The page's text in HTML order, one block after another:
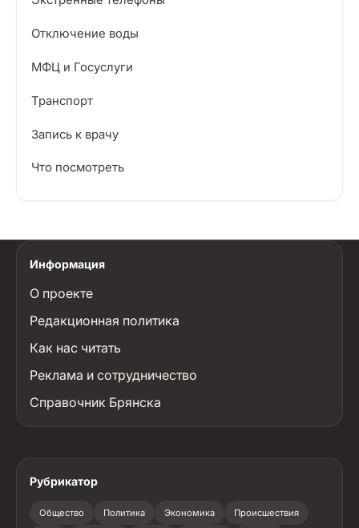
Отключение воды
МФЦ и Госуслуги
Транспорт
Запись к врачу
Что посмотреть
Информация
О проекте
Редакционная политика
Как нас читать
Реклама и сотрудничество
Справочник Брянска
Рубрикатор
Общество Политика Экономика Происшествия